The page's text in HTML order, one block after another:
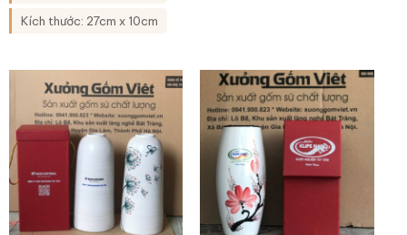
Kích thước: 27cm x 10cm